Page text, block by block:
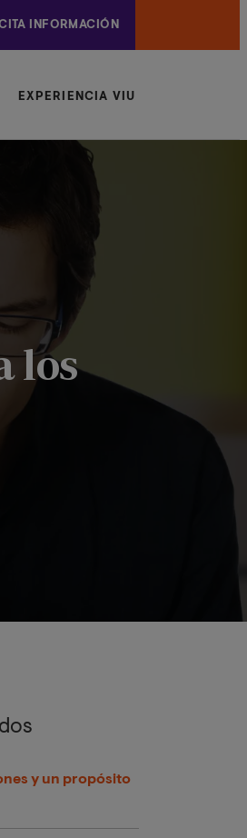
INFORMACIÓN
EXPERIENCIA VIU
los
y un propósito